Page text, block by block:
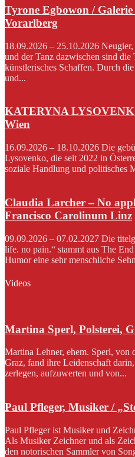
Tyrone Egbowon /
Vorarlberg
18.09.2026 – 25.10.2026
und der Tanz dazwischen sind
künstlerisches Schaffen. Durch
und...
KATERYNA
Wien
16.09.2026 – 18.10.2026 Die
Lysovenko, die seit 2022 in
soziale Handlung und politisches
Claudia Larcher – No
Francisco Carolinum Linz
09.09.2026 – 07.02.2027 Die
life. no pain.“ stammt aus The
Humor eine sehr menschliche
Videos
Martina Sperl, Polsterei,
Martina Lehner, ehem. Sperl,
Graz, fand ihre Leidenschaft
zerlegen, aufzuwerten und von...
Paul Pfleger, Musiker /
Paul Pfleger ist Musiker und
Als Musiker Zeichner und als
den notorischen Sammler von